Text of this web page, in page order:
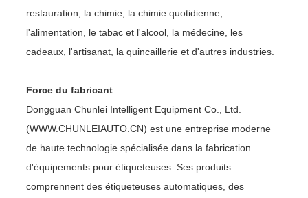
restauration, la chimie, la chimie quotidienne,
l'alimentation, le tabac et l'alcool, la médecine, les
cadeaux, l'artisanat, la quincaillerie et d'autres industries.
Force du fabricant
Dongguan Chunlei Intelligent Equipment Co., Ltd.
(WWW.CHUNLEIAUTO.CN) est une entreprise moderne
de haute technologie spécialisée dans la fabrication
d'équipements pour étiqueteuses. Ses produits
comprennent des étiqueteuses automatiques, des